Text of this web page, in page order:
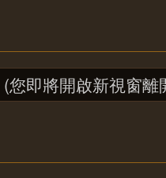
(您即將開啟新視窗離